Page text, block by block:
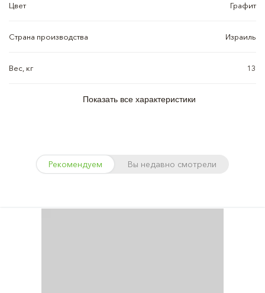
Цвет Графит
Страна производства Израиль
Вес, кг 13
Показать все характеристики
Рекомендуем Вы недавно смотрели